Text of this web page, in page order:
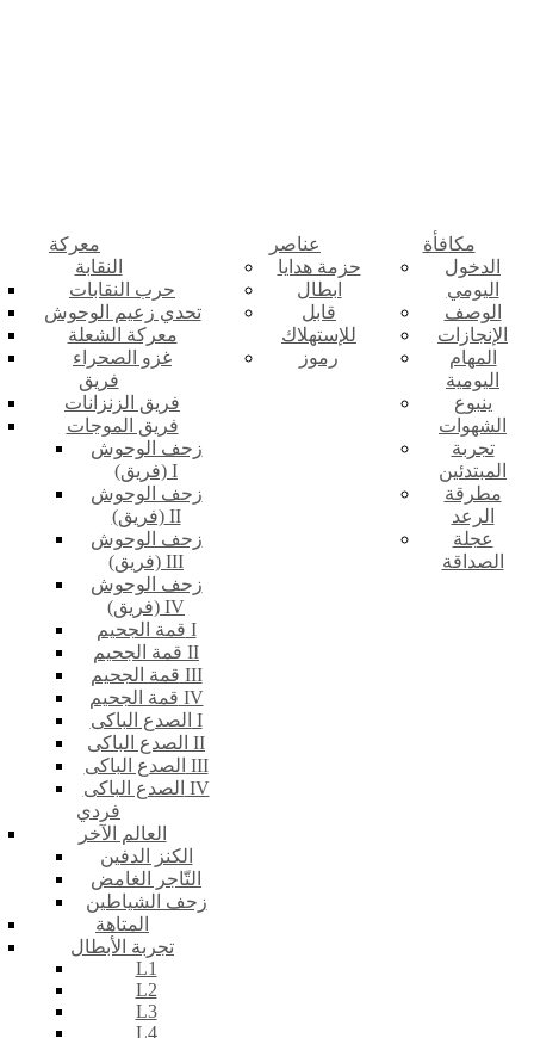
معركة
النقابة
حرب النقابات
تحدي زعيم الوحوش
معركة الشعلة
غزو الصحراء
فريق
فريق الزنزانات
فريق الموجات
زحف الوحوش
(فريق) I
زحف الوحوش
(فريق) II
زحف الوحوش
(فريق) III
زحف الوحوش
(فريق) IV
قمة الجحيم I
قمة الجحيم II
قمة الجحيم III
قمة الجحيم IV
الصدع الباكى I
الصدع الباكى II
الصدع الباكى III
الصدع الباكى IV
فردي
العالم الآخر
الكنز الدفين
التّاجر الغامض
زحف الشياطين
المتاهة
تجربة الأبطال
L1
L2
L3
L4
عناصر
حزمة هدايا
ابطال
قابل
للإستهلاك
رموز
مكافأة
الدخول
اليومي
الوصف
الإنجازات
المهام
اليومية
ينبوع
الشهوات
تجربة
المبتدئين
مطرقة
الرعد
عجلة
الصداقة